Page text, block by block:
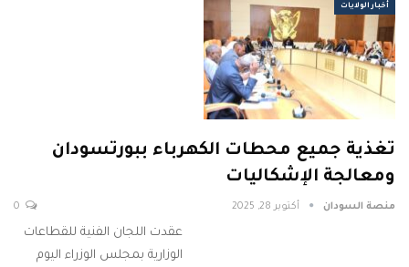
أخبار الولايات
تغذية جميع محطات الكهرباء ببورتسودان
ومعالجة الإشكاليات
منصة السودان أكتوبر 28, 2025
عقدت اللجان الفنية للقطاعات
الوزارية بمجلس الوزراء اليوم